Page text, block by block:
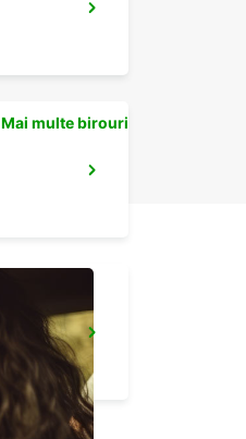
Mai multe birouri